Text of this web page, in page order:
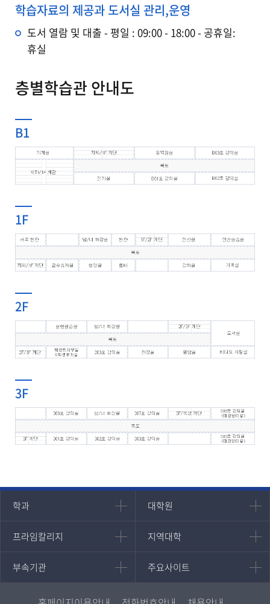
학습자료의 제공과 도서실 관리,운영
도서 열람 및 대출 - 평일 : 09:00 - 18:00 - 공휴일:
휴실
층별학습관 안내도
B1
1F
2F
3F
학과
인문과학대학
국어국문학과
영어영문학과
일본학과
대학원
대학원
대학원
경영대학원
프라임칼리지
프라임칼리지
학사학위과정
평생교육과정
지역대학
지역대학
지역대학 포털
서울지역대학
부속기관
부속기관
중앙도서관
원격교육혁신연구원
주요사이트
주요사이트
멘토링
진로심리상담